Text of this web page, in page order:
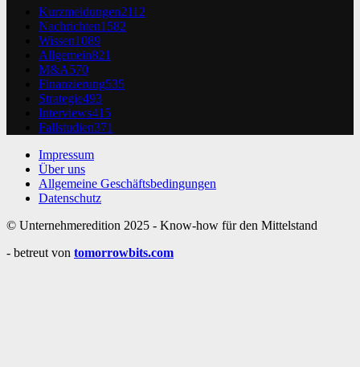
Kurzmeldungen2112
Nachrichten1582
Wissen1089
Allgemein821
M&A570
Finanzierung535
Strategie493
Interviews415
Fallstudien371
Impressum
Über uns
Allgemeine Geschäftsbedingungen
Datenschutz
© Unternehmeredition 2025 - Know-how für den Mittelstand
- betreut von tomorrowbits.com